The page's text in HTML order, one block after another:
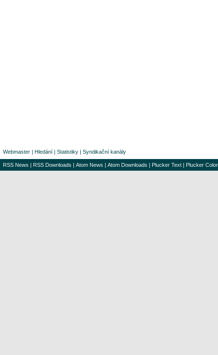
Webmaster | Hledání | Statistiky | Syndikační kanály
RSS News | RSS Downloads | Atom News | Atom Downloads | Plucker Text | Plucker Color